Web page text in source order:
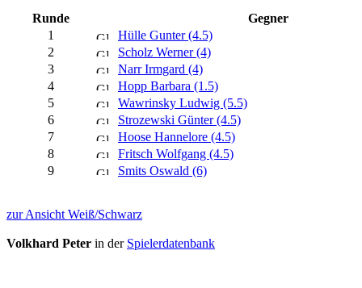
Runde
Gegner
1
Hülle Gunter (4.5)
2
Scholz Werner (4)
3
Narr Irmgard (4)
4
Hopp Barbara (1.5)
5
Wawrinsky Ludwig (5.5)
6
Strozewski Günter (4.5)
7
Hoose Hannelore (4.5)
8
Fritsch Wolfgang (4.5)
9
Smits Oswald (6)
zur Ansicht Weiß/Schwarz
Volkhard Peter in der Spielerdatenbank